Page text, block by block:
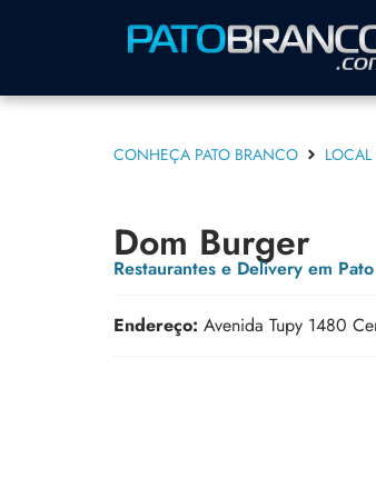
CONHEÇA PATO BRANCO LOCAL
Dom Burger
Restaurantes e Delivery em
Endereço: Avenida Tupy 1480